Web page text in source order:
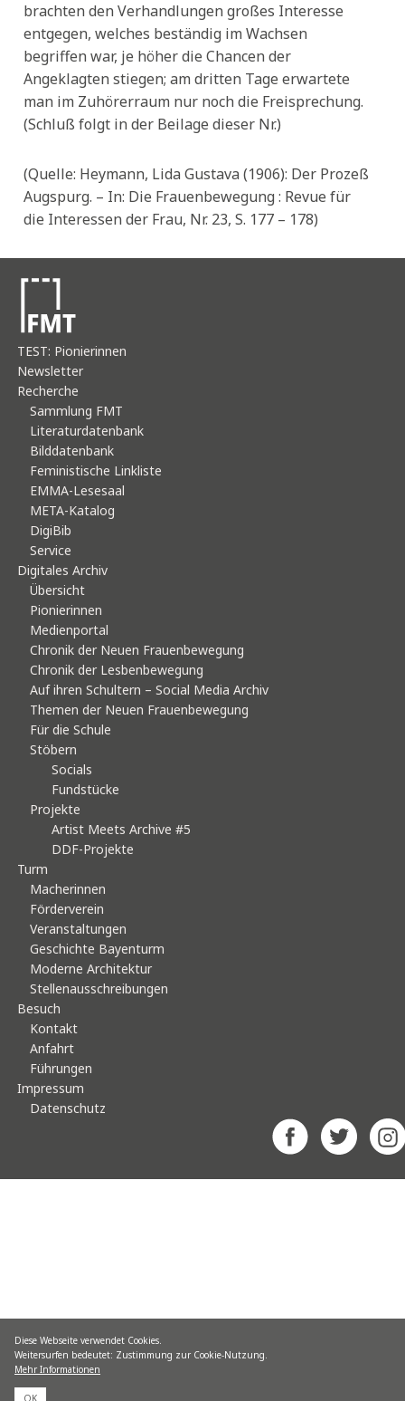
Diese Webseite verwendet Cookies.
Weitersurfen bedeutet: Zustimmung zur Cookie-Nutzung.
Mehr Informationen
OK
brachten den Verhandlungen großes Interesse
entgegen, welches beständig im Wachsen
begriffen war, je höher die Chancen der
Angeklagten stiegen; am dritten Tage erwartete
man im Zuhörerraum nur noch die Freisprechung.
(Schluß folgt in der Beilage dieser Nr.)
(Quelle: Heymann, Lida Gustava (1906): Der Prozeß
Augspurg. – In: Die Frauenbewegung : Revue für
die Interessen der Frau, Nr. 23, S. 177 – 178)
TEST: Pionierinnen
Newsletter
Recherche
Sammlung FMT
Literaturdatenbank
Bilddatenbank
Feministische Linkliste
EMMA-Lesesaal
META-Katalog
DigiBib
Service
Digitales Archiv
Übersicht
Pionierinnen
Medienportal
Chronik der Neuen Frauenbewegung
Chronik der Lesbenbewegung
Auf ihren Schultern – Social Media Archiv
Themen der Neuen Frauenbewegung
Für die Schule
Stöbern
Socials
Fundstücke
Projekte
Artist Meets Archive #5
DDF-Projekte
Turm
Macherinnen
Förderverein
Veranstaltungen
Geschichte Bayenturm
Moderne Architektur
Stellenausschreibungen
Besuch
Kontakt
Anfahrt
Führungen
Impressum
Datenschutz